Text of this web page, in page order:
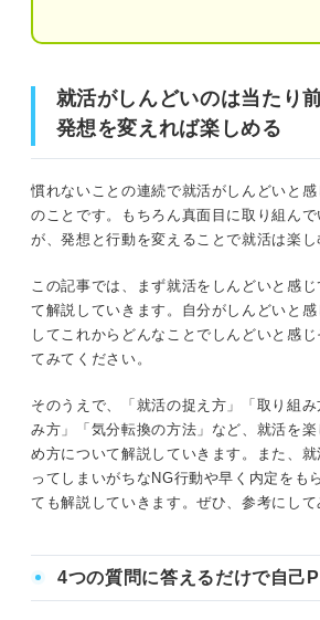
ステップ②就活が楽しくなる！
自分の興味ある分野から
ゲーム感覚で取り組んで
ステップ③しんどい気持ちを抱
家族や友人など身近な人
就活のプロ
ステップ④息抜きも大切！ 就
分転換の方法5選
①一度就活から離れてみ
②好きなことをする
③何もしない日を作る
就活がしんどいのは当たり
発想を変えれば楽しめる
慣れないことの連続で就活がしんどいと
のことです。もちろん真面目に取り組ん
が、発想と行動を変えることで就活は楽し
この記事では、まず就活をしんどいと感
て解説していきます。自分がしんどいと
してこれからどんなことでしんどいと感
てみてください。
そのうえで、「就活の捉え方」「取り組
み方」「気分転換の方法」など、就活を
め方について解説していきます。また、
ってしまいがちなNG行動や早く内定をも
ても解説していきます。ぜひ、参考にして
4つの質問に答えるだけで自己
ば楽しめる
時期別で解説！ 就活をしんどいと感
関連Q&A
②面接や選考の時期
関連Q&A
③就活終盤
「就活しんどい」を脱却して楽しめ
プ
①就活への捉え方を変える